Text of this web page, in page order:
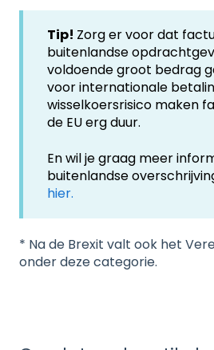
Tip! Zorg er voor dat
buitenlandse
voldoende groot bedrag
voor internationale
wisselkoersrisico maken
de EU erg duur.
En wil je graag meer
buitenlandse
hier.
* Na de Brexit valt ook het
onder deze categorie.